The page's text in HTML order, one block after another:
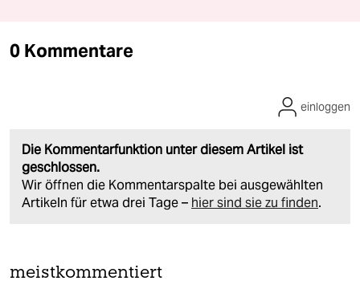
0 Kommentare
Die Kommentarfunktion unter diesem Artikel ist
geschlossen.
Wir öffnen die Kommentarspalte bei ausgewählten
Artikeln für etwa drei Tage – hier sind sie zu finden.
einloggen
meistkommentiert